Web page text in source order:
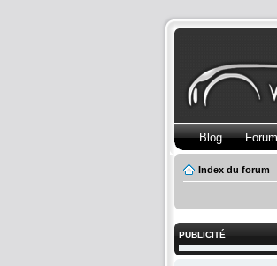
Blog Forum
Index du forum
PUBLICITÉ